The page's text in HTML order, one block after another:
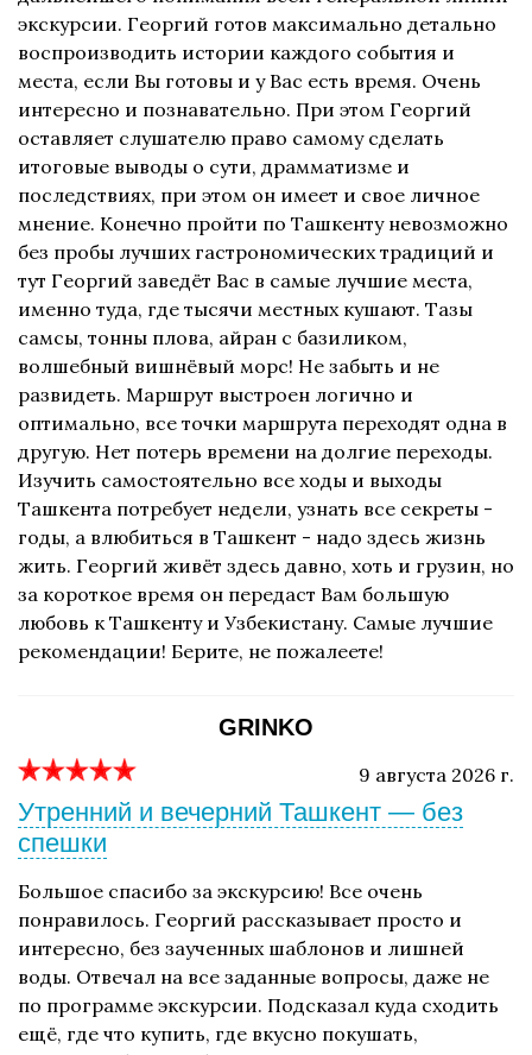
экскурсии. Георгий готов максимально детально
воспроизводить истории каждого события и
места, если Вы готовы и у Вас есть время. Очень
интересно и познавательно. При этом Георгий
оставляет слушателю право самому сделать
итоговые выводы о сути, драмматизме и
последствиях, при этом он имеет и свое личное
мнение. Конечно пройти по Ташкенту невозможно
без пробы лучших гастрономических традиций и
тут Георгий заведёт Вас в самые лучшие места,
именно туда, где тысячи местных кушают. Тазы
самсы, тонны плова, айран с базиликом,
волшебный вишнёвый морс! Не забыть и не
развидеть. Маршрут выстроен логично и
оптимально, все точки маршрута переходят одна в
другую. Нет потерь времени на долгие переходы.
Изучить самостоятельно все ходы и выходы
Ташкента потребует недели, узнать все секреты -
годы, а влюбиться в Ташкент - надо здесь жизнь
жить. Георгий живёт здесь давно, хоть и грузин, но
за короткое время он передаст Вам большую
любовь к Ташкенту и Узбекистану. Самые лучшие
рекомендации! Берите, не пожалеете!
GRINKO
9 августа 2026 г.
Утренний и вечерний Ташкент — без
спешки
Большое спасибо за экскурсию! Все очень
понравилось. Георгий рассказывает просто и
интересно, без заученных шаблонов и лишней
воды. Отвечал на все заданные вопросы, даже не
по программе экскурсии. Подсказал куда сходить
ещё, где что купить, где вкусно покушать,